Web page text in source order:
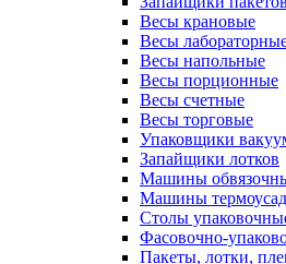
Весы крановые
Весы
Весы напольные
Весы порционные
Весы счетные
Весы торговые
Упаковщики
Запайщики лотков
Машины
Машины
Столы
Фасовочно-
Пакеты, лотки,